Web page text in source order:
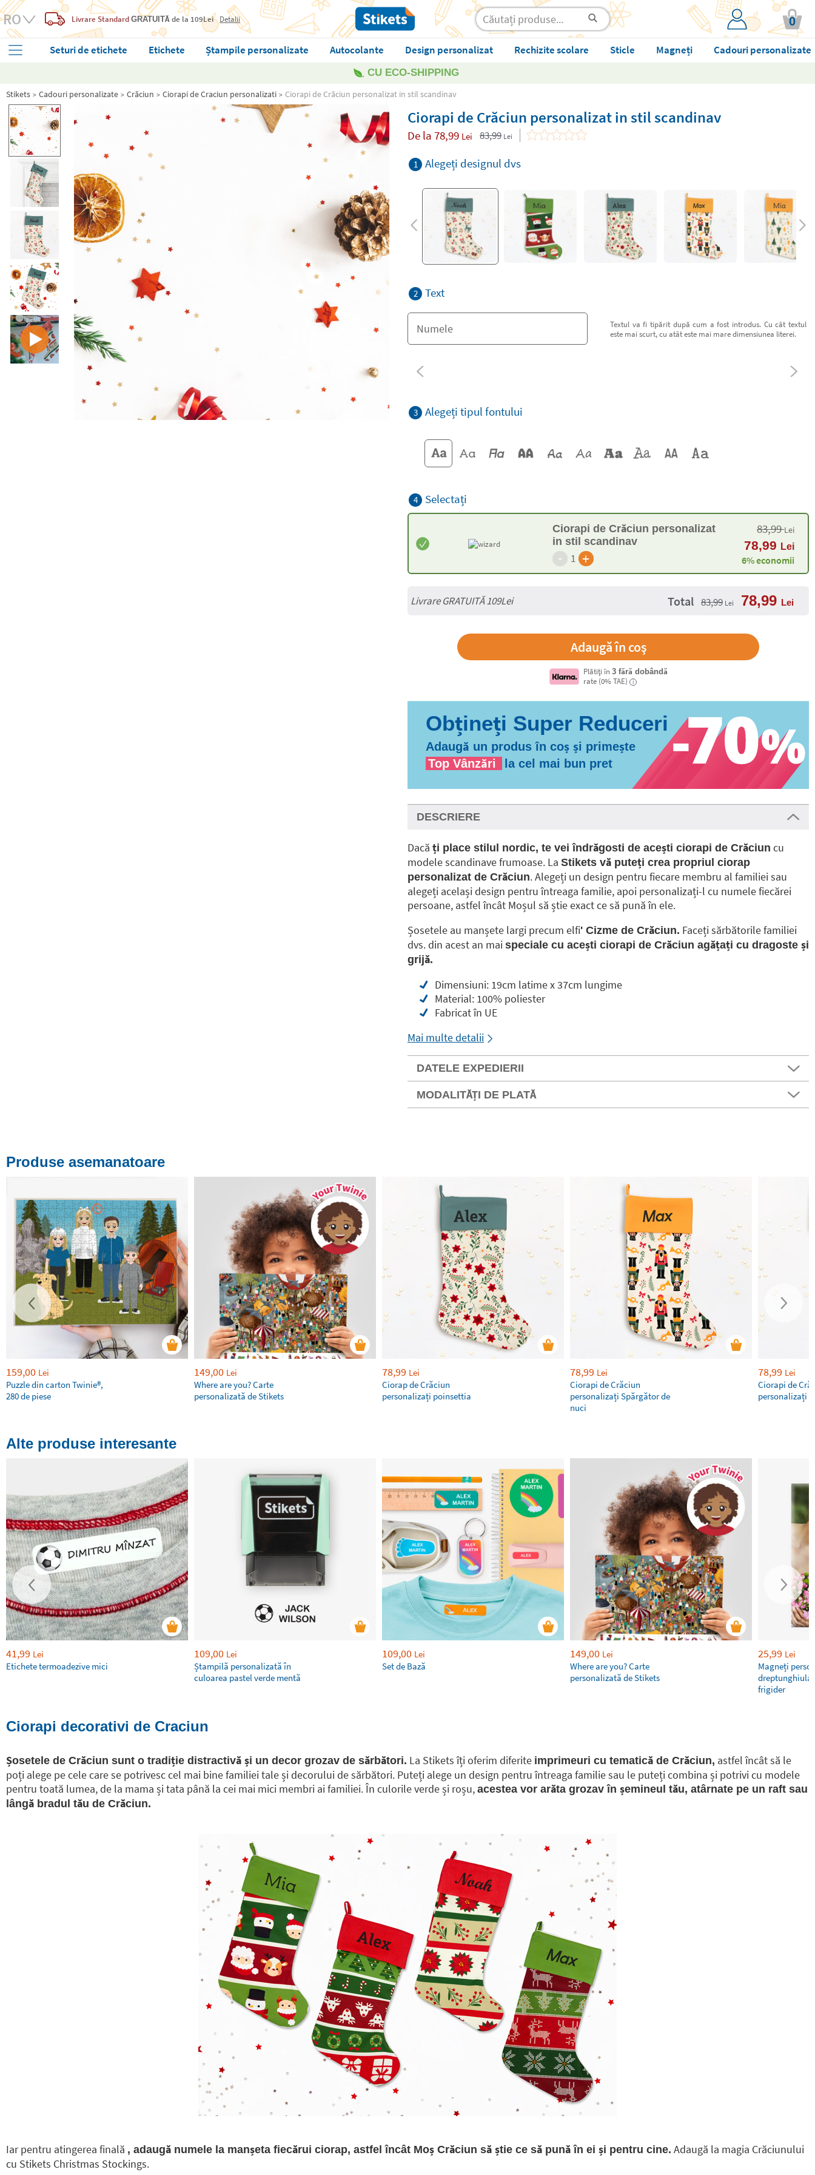
Livrare Standard GRATUITĂ de la 109Lei Detalii 0
Seturi de etichete Etichete Ștampile personalizate Autocolante Design personalizat Rechizite scolare Sticle Magneți Cadouri personalizate
CU ECO-SHIPPING
Stikets Cadouri personalizate Crăciun Ciorapi de Craciun personalizati Ciorapi de Crăciun personalizat in stil scandinav
Ciorapi de Crăciun personalizat in stil scandinav
De la 78,99 Lei 83,99 Lei
1 Alegeți designul dvs
2 Text
Textul va fi tipărit după cum a fost introdus. Cu cât textul
este mai scurt, cu atât este mai mare dimensiunea literei.
3 Alegeți tipul fontului
4 Selectați
Ciorapi de Crăciun personalizat
in stil scandinav
- 1 +
83,99Lei
78,99 Lei
6% economii
Livrare GRATUITĂ 109Lei Total 83,99 Lei 78,99 Lei
Plătiți în 3 fără dobândă
rate (0% TAE) i
Adaugă un produs în coș și primește
Top Vânzări
la cel mai bun pret
DESCRIERE
Dacă ți place stilul nordic, te vei îndrăgosti de acești ciorapi de Crăciun cu
modele scandinave frumoase. La Stikets vă puteți crea propriul ciorap
personalizat de Crăciun. Alegeți un design pentru fiecare membru al familiei sau
alegeți același design pentru întreaga familie, apoi personalizați-l cu numele fiecărei
persoane, astfel încât Moșul să știe exact ce să pună în ele.
Șosetele au manșete largi precum elfi' Cizme de Crăciun. Faceți sărbătorile familiei
dvs. din acest an mai speciale cu acești ciorapi de Crăciun agățați cu dragoste și
grijă.
Dimensiuni: 19cm latime x 37cm lungime
Material: 100% poliester
Fabricat în UE
Mai multe detalii
DATELE EXPEDIERII
MODALITĂȚI DE PLATĂ
Produse asemanatoare
159,00 Lei
Puzzle din carton Twinie®️,
280 de piese
149,00 Lei
Where are you? Carte
personalizată de Stikets
78,99 Lei
Ciorap de Crăciun
personalizați poinsettia
78,99 Lei
Ciorapi de Crăciun
personalizați Spărgător de
nuci
78,99 Lei
Ciorapi de
personalizați
Alte produse interesante
41,99 Lei
Etichete termoadezive mici
109,00 Lei
Ștampilă personalizată în
culoarea pastel verde mentă
109,00 Lei
Set de Bază
149,00 Lei
Where are you? Carte
personalizată de Stikets
25,99 Lei
Magneți
frigider
Ciorapi decorativi de Craciun
Șosetele de Crăciun sunt o tradiție distractivă și un decor grozav de sărbători. La Stikets îți oferim diferite imprimeuri cu tematică de Crăciun, astfel încât să le
poți alege pe cele care se potrivesc cel mai bine familiei tale și decorului de sărbători. Puteți alege un design pentru întreaga familie sau le puteți combina și potrivi cu modele
pentru toată lumea, de la mama și tata până la cei mai mici membri ai familiei. În culorile verde și roșu, acestea vor arăta grozav în șemineul tău, atârnate pe un raft sau
lângă bradul tău de Crăciun.
Iar pentru atingerea finală , adaugă numele la manșeta fiecărui ciorap, astfel încât Moș Crăciun să știe ce să pună în ei și pentru cine. Adaugă la magia Crăciunului
cu Stikets Christmas Stockings.